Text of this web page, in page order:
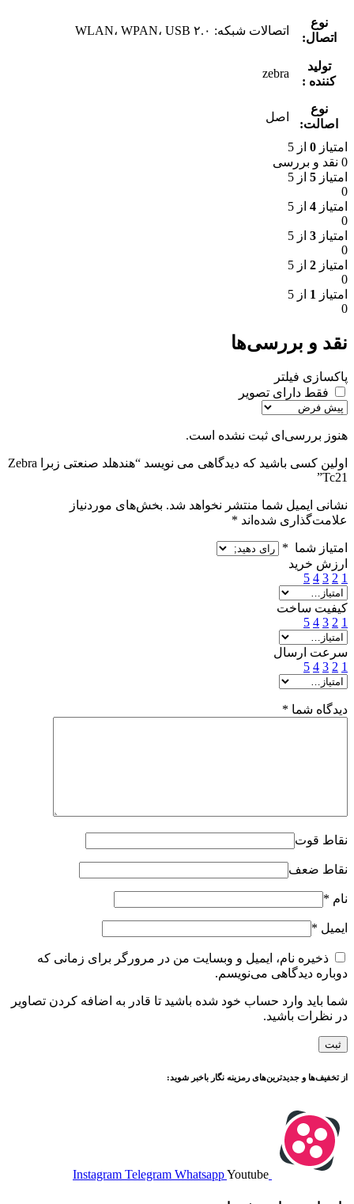
نوع
اتصال:
اتصالات شبکه: WLAN، WPAN، USB ۲.۰
تولید
کننده :
zebra
نوع
اصالت:
اصل
امتیاز 0 از 5
0 نقد و بررسی
امتیاز 5 از 5
0
امتیاز 4 از 5
0
امتیاز 3 از 5
0
امتیاز 2 از 5
0
امتیاز 1 از 5
0
نقد و بررسی‌ها
پاکسازی فیلتر
فقط دارای تصویر
هنوز بررسی‌ای ثبت نشده است.
اولین کسی باشید که دیدگاهی می نویسد “هندهلد صنعتی زبرا Zebra
Tc21”
نشانی ایمیل شما منتشر نخواهد شد. بخش‌های موردنیاز
علامت‌گذاری شده‌اند *
امتیاز شما *
ارزش خرید
1
2
3
4
5
کیفیت ساخت
1
2
3
4
5
سرعت ارسال
1
2
3
4
5
دیدگاه شما *
نقاط قوت
نقاط ضعف
نام *
ایمیل *
ذخیره نام، ایمیل و وبسایت من در مرورگر برای زمانی که
دوباره دیدگاهی می‌نویسم.
شما باید وارد حساب خود شده باشید تا قادر به اضافه کردن تصاویر
در نظرات باشید.
از تخفیف‌ها و جدیدترین‌های رمزینه نگار باخبر شوید:
Instagram Telegram WhatsappYoutube